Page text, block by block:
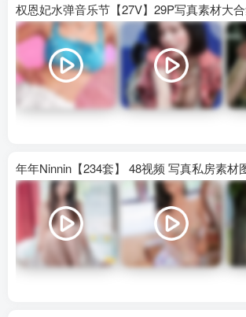
年年Ninnin【234套】 48视频 写真私房素材